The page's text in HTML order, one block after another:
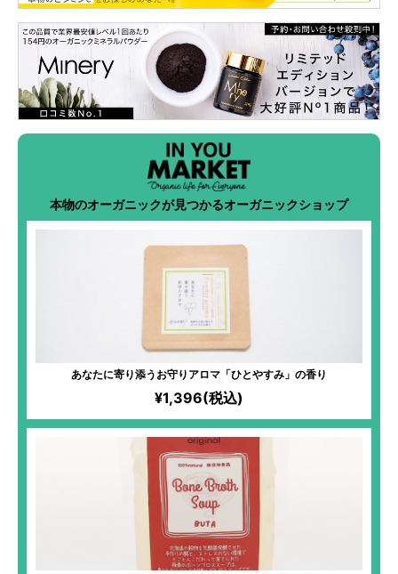
本物のオーガニックが見つかるオーガニックショップ
あなたに寄り添うお守りアロマ「ひとやすみ」の香り
¥1,396(税込)